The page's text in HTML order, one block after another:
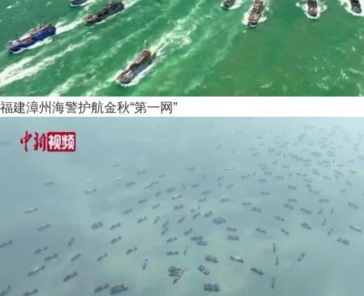
福建漳州海警护航金秋“第一网”